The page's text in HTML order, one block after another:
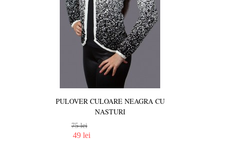
PULOVER CULOARE NEAGRA CU
NASTURI
75 lei
49 lei